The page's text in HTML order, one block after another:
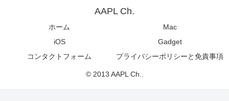
AAPL Ch.
ホーム
Mac
iOS
Gadget
コンタクトフォーム
プライバシーポリシーと免責事項
© 2013 AAPL Ch..